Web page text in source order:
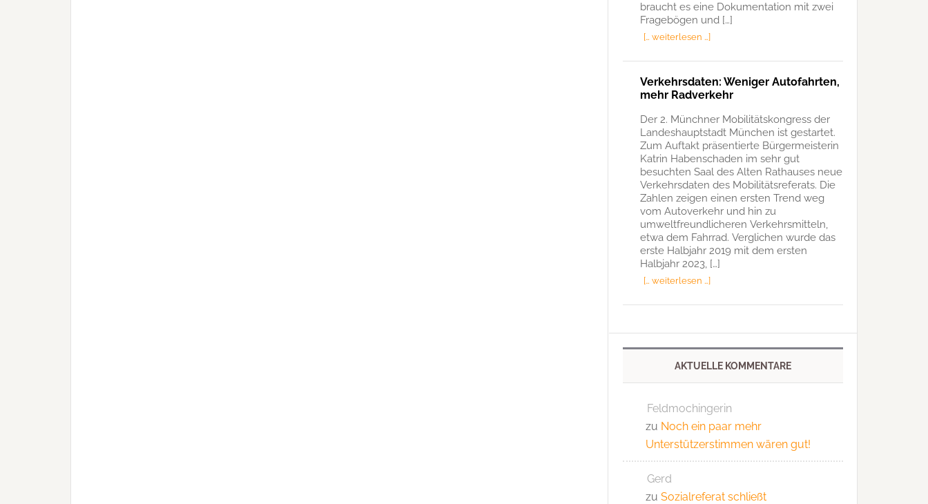
braucht es eine Dokumentation mit zwei
Fragebögen und […]
[… weiterlesen …]
Verkehrsdaten: Weniger Autofahrten,
mehr Radverkehr
Der 2. Münchner Mobilitätskongress der
Landeshauptstadt München ist gestartet.
Zum Auftakt präsentierte Bürgermeisterin
Katrin Habenschaden im sehr gut
besuchten Saal des Alten Rathauses neue
Verkehrsdaten des Mobilitätsreferats. Die
Zahlen zeigen einen ersten Trend weg
vom Autoverkehr und hin zu
umweltfreundlicheren Verkehrsmitteln,
etwa dem Fahrrad. Verglichen wurde das
erste Halbjahr 2019 mit dem ersten
Halbjahr 2023, […]
[… weiterlesen …]
AKTUELLE KOMMENTARE
Feldmochingerin
zu Noch ein paar mehr
Unterstützerstimmen wären gut!
Gerd
zu Sozialreferat schließt